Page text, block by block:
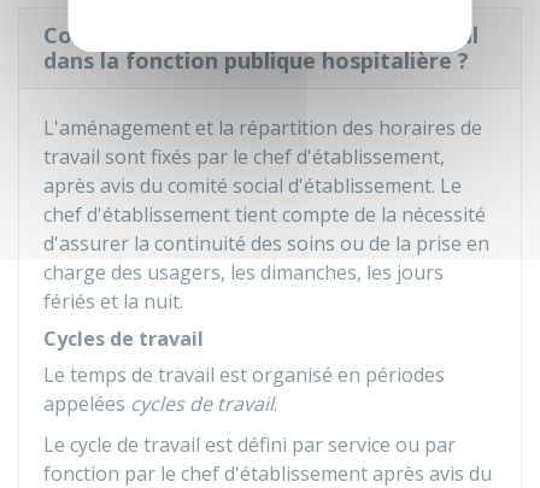
Comment s'organise le temps de travail
dans la fonction publique hospitalière ?
L'aménagement et la répartition des horaires de
travail sont fixés par le chef d'établissement,
après avis du comité social d'établissement. Le
chef d'établissement tient compte de la nécessité
d'assurer la continuité des soins ou de la prise en
charge des usagers, les dimanches, les jours
fériés et la nuit.
Cycles de travail
Le temps de travail est organisé en périodes
appelées cycles de travail.
Le cycle de travail est défini par service ou par
fonction par le chef d'établissement après avis du